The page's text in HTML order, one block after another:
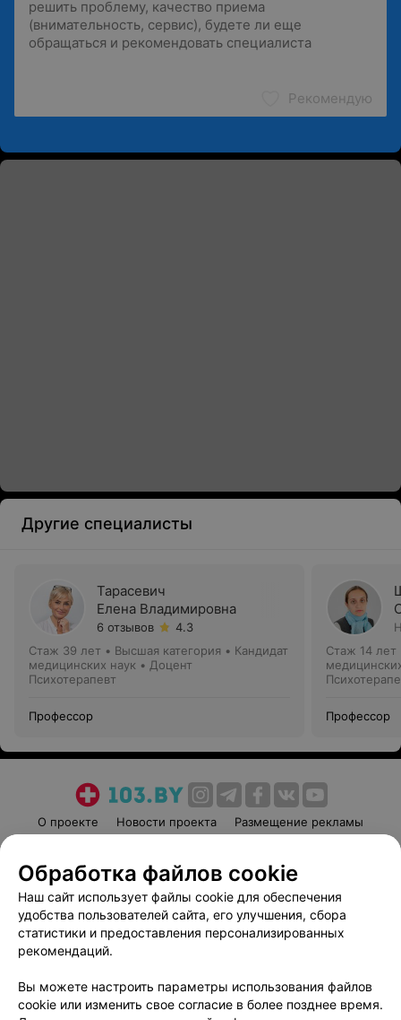
Рекомендую
Другие специалисты
Тарасевич
Елена Владимировна
6 отзывов
4.3
Стаж 39 лет • Высшая категория • Кандидат
медицинских наук • Доцент
Психотерапевт
Профессор
Стаж 14 лет
Профессор
О проекте Новости проекта
Размещение рекламы
Пользовательское соглашение
Способы оплаты
Вакансии
Партнеры
Написать руководителю 103.by
Обработка персональных данных
Обработка файлов cookie
Наш сайт использует файлы cookie для обеспечения
удобства пользователей сайта, его улучшения, сбора
статистики и предоставления персонализированных
рекомендаций.
Вы можете настроить параметры использования файлов
cookie или изменить свое согласие в более позднее время.